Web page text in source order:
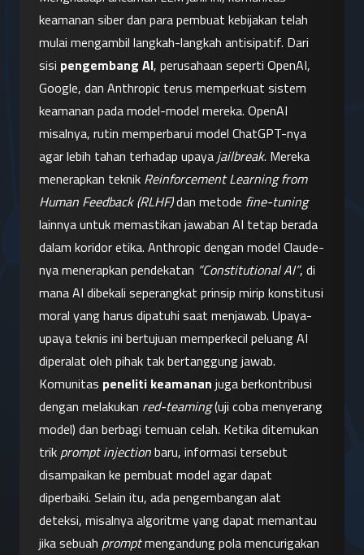
keamanan siber dan para pembuat kebijakan telah
mulai mengambil langkah-langkah antisipatif. Dari
sisi pengembang AI, perusahaan seperti OpenAI,
Google, dan Anthropic terus memperkuat sistem
keamanan pada model-model mereka. OpenAI
misalnya, rutin memperbarui model ChatGPT-nya
agar lebih tahan terhadap upaya jailbreak. Mereka
menerapkan teknik Reinforcement Learning from
Human Feedback (RLHF) dan metode fine-tuning
lainnya untuk memastikan jawaban AI tetap berada
dalam koridor etika. Anthropic dengan model Claude-
nya menerapkan pendekatan “Constitutional AI”, di
mana AI dibekali seperangkat prinsip mirip konstitusi
moral yang harus dipatuhi saat menjawab. Upaya-
upaya teknis ini bertujuan memperkecil peluang AI
diperalat oleh pihak tak bertanggung jawab.
Komunitas peneliti keamanan juga berkontribusi
dengan melakukan red-teaming (uji coba menyerang
model) dan berbagi temuan celah. Ketika ditemukan
trik prompt injection baru, informasi tersebut
disampaikan ke pembuat model agar dapat
diperbaiki. Selain itu, ada pengembangan alat
deteksi, misalnya algoritme yang dapat memantau
jika sebuah prompt mengandung pola mencurigakan